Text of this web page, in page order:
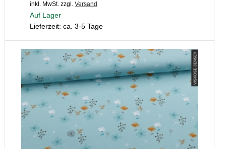
inkl. MwSt. zzgl. Versand
Auf Lager
Lieferzeit: ca. 3-5 Tage